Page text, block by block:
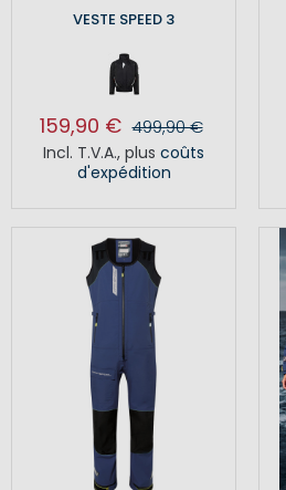
VESTE SPEED 3
159,90 € 499,90 €
Incl. T.V.A., plus coûts
d'expédition